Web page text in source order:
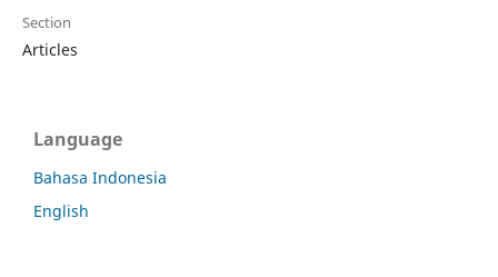
Section
Articles
Language
Bahasa Indonesia
English